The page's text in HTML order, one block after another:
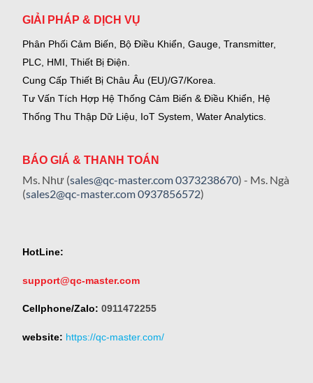
GIẢI PHÁP & DỊCH VỤ
Phân Phối Cảm Biến, Bộ Điều Khiển, Gauge, Transmitter,
PLC, HMI, Thiết Bị Điện.
Cung Cấp Thiết Bị Châu Âu (EU)/G7/Korea.
Tư Vấn Tích Hợp Hệ Thống Cảm Biến & Điều Khiển, Hệ
Thống Thu Thập Dữ Liệu, IoT System, Water Analytics.
BÁO GIÁ & THANH TOÁN
Ms. Như (sales@qc-master.com0373238670) - Ms. Ngà
(sales2@qc-master.com0937856572)
HotLine:
support@qc-master.com
Cellphone/Zalo: 0911472255
website: https://qc-master.com/